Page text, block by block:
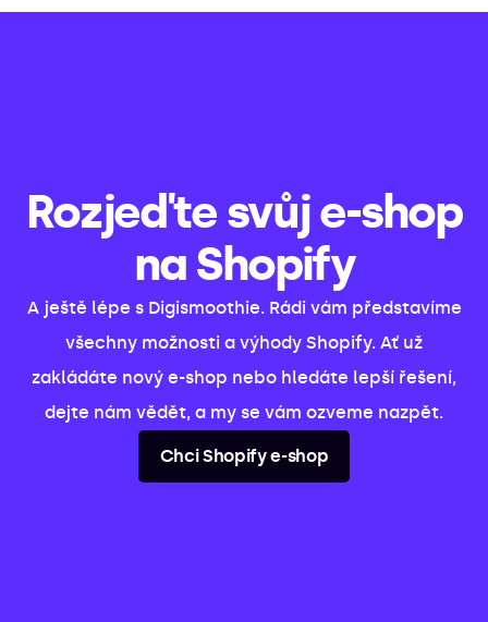
Rozjeďte svůj e-shop
na Shopify
A ještě lépe s Digismoothie. Rádi vám představíme
všechny možnosti a výhody Shopify. Ať už
zakládáte nový e-shop nebo hledáte lepší řešení,
dejte nám vědět, a my se vám ozveme nazpět.
Chci Shopify e-shop